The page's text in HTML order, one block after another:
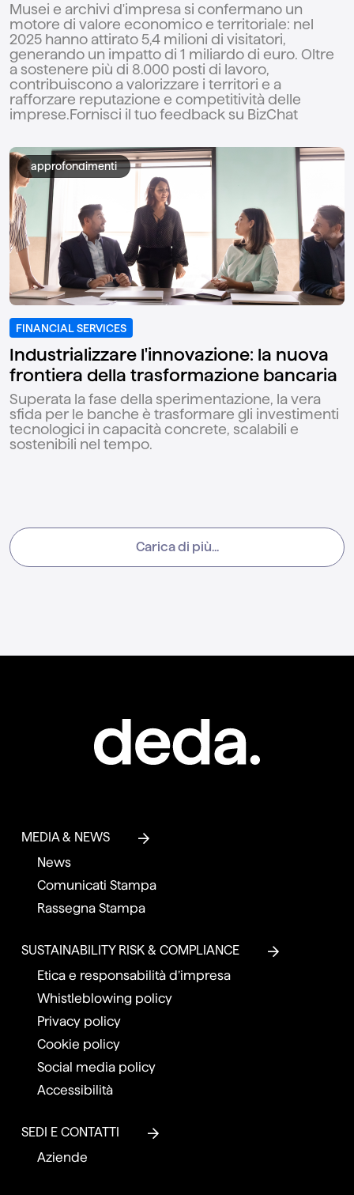
Musei e archivi d'impresa si confermano un
motore di valore economico e territoriale: nel
2025 hanno attirato 5,4 milioni di visitatori,
generando un impatto di 1 miliardo di euro. Oltre
a sostenere più di 8.000 posti di lavoro,
contribuiscono a valorizzare i territori e a
rafforzare reputazione e competitività delle
imprese.Fornisci il tuo feedback su BizChat
approfondimenti
FINANCIAL SERVICES
Industrializzare l'innovazione: la nuova
frontiera della trasformazione bancaria
Superata la fase della sperimentazione, la vera
sfida per le banche è trasformare gli investimenti
tecnologici in capacità concrete, scalabili e
sostenibili nel tempo.
Carica di più...
MEDIA & NEWS
News
Comunicati Stampa
Rassegna Stampa
SUSTAINABILITY RISK & COMPLIANCE
Etica e responsabilità d’impresa
Whistleblowing policy
Privacy policy
Cookie policy
Social media policy
Accessibilità
SEDI E CONTATTI
Aziende